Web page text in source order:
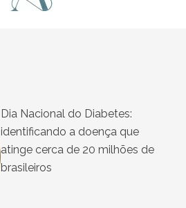
Dia Nacional do Diabetes:
identificando a doença que
atinge cerca de 20 milhões de
brasileiros